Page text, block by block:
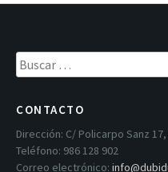
Buscar:
CONTACTO
Dirección: C/ Policarpo Sanz
Teléfono: 986 128 902
Correo electrónico: